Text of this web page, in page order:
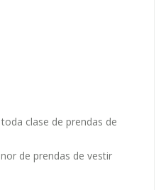
clase de prendas de
de prendas de vestir